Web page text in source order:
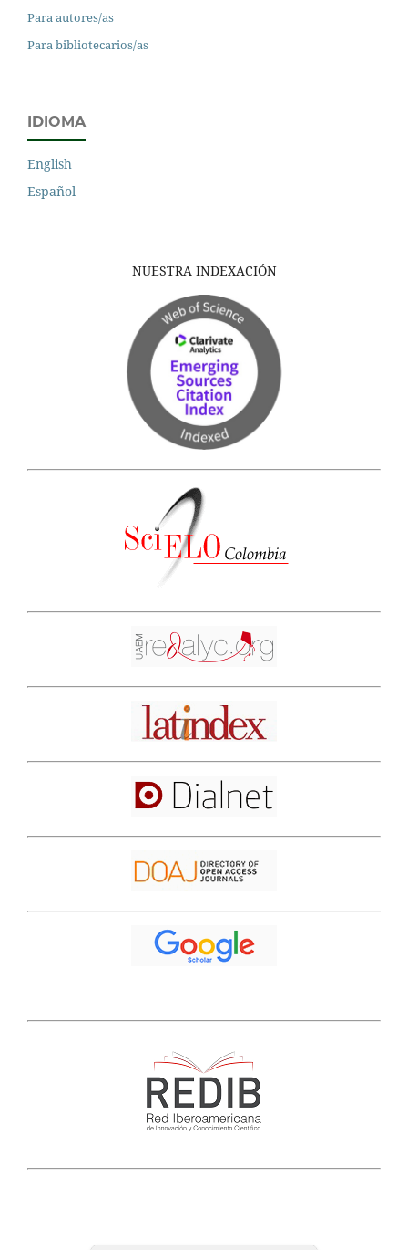
Para autores/as
Para bibliotecarios/as
IDIOMA
English
Español
NUESTRA INDEXACIÓN